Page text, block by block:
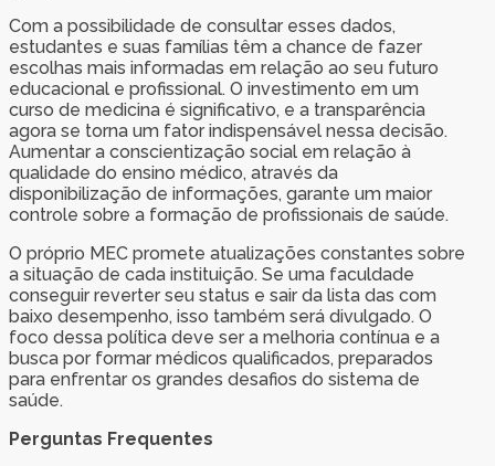
Com a possibilidade de consultar esses dados,
estudantes e suas famílias têm a chance de fazer
escolhas mais informadas em relação ao seu futuro
educacional e profissional. O investimento em um
curso de medicina é significativo, e a transparência
agora se torna um fator indispensável nessa decisão.
Aumentar a conscientização social em relação à
qualidade do ensino médico, através da
disponibilização de informações, garante um maior
controle sobre a formação de profissionais de saúde.
O próprio MEC promete atualizações constantes sobre
a situação de cada instituição. Se uma faculdade
conseguir reverter seu status e sair da lista das com
baixo desempenho, isso também será divulgado. O
foco dessa política deve ser a melhoria contínua e a
busca por formar médicos qualificados, preparados
para enfrentar os grandes desafios do sistema de
saúde.
Perguntas Frequentes